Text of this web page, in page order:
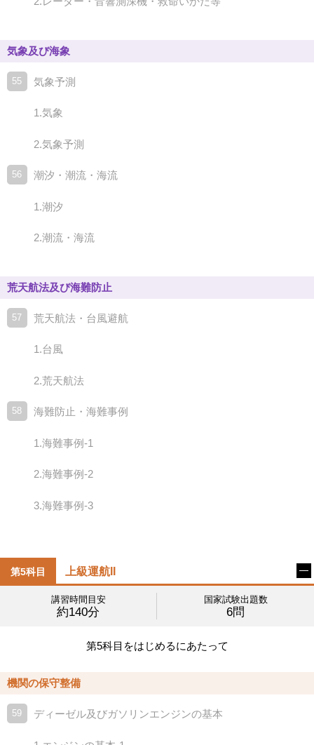
気象及び海象
55 気象予測
1.気象
2.気象予測
56 潮汐・潮流・海流
1.潮汐
2.潮流・海流
荒天航法及び海難防止
57 荒天航法・台風避航
1.台風
2.荒天航法
58 海難防止・海難事例
1.海難事例-1
2.海難事例-2
3.海難事例-3
第5科目 上級運航II
講習時間目安
約140分
国家試験出題数
6問
第5科目をはじめるにあたって
機関の保守整備
59 ディーゼル及びガソリンエンジンの基本